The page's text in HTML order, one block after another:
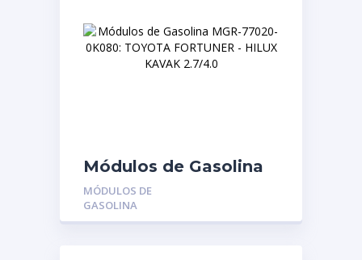
Módulos de Gasolina
MGR-77020-0K080:
TOYOTA FORTUNER –
HILUX KAVAK 2.7/4.0
MÓDULOS DE
GASOLINA